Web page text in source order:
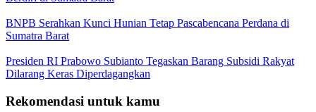
BNPB Serahkan Kunci Hunian Tetap Pascabencana Perdana di
Sumatra Barat
Presiden RI Prabowo Subianto Tegaskan Barang Subsidi Rakyat
Dilarang Keras Diperdagangkan
Rekomendasi untuk kamu